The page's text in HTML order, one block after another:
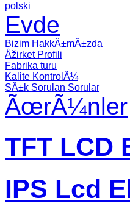
polski
Evde
Bizim HakkÄ±mÄ±zda
Åžirket Profili
Fabrika turu
Kalite KontrolÃ¼
SÄ±k Sorulan Sorular
ÃœrÃ¼nler
TFT LCD
IPS Lcd